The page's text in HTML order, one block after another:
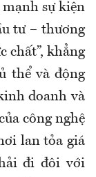
sự kiện
tư – thương
chất”, khẳng
thể và động
doanh và
công nghệ
lan tỏa giá
đi đôi với